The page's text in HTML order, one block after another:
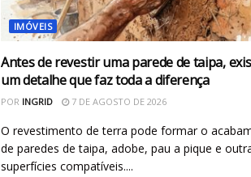
IMÓVEIS
Antes de revestir uma parede de taipa,
um detalhe que faz toda a diferença
POR INGRID 7 DE AGOSTO DE 2026
O revestimento de terra pode formar o
de paredes de taipa, adobe, pau a pique e
superfícies compatíveis....